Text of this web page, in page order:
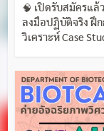
🧠 เปิดรับสมัครแล้
ลงมือปฏิบัติจริง ฝึก
วิเคราะห์ Case